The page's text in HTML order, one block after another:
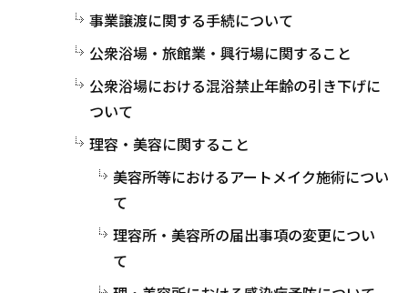
事業譲渡に関する手続について
公衆浴場・旅館業・興行場に関すること
公衆浴場における混浴禁止年齢の引き下げに
ついて
理容・美容に関すること
美容所等におけるアートメイク施術につい
て
理容所・美容所の届出事項の変更につい
て